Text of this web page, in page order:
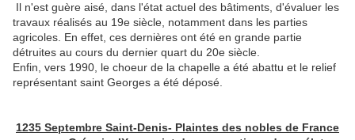
Il n'est guère aisé, dans l'état actuel des bâtiments, d'évaluer les
travaux réalisés au 19e siècle, notamment dans les parties
agricoles. En effet, ces dernières ont été en grande partie
détruites au cours du dernier quart du 20e siècle.
Enfin, vers 1990, le choeur de la chapelle a été abattu et le relief
représentant saint Georges a été déposé.
1235 Septembre Saint-Denis- Plaintes des nobles de France